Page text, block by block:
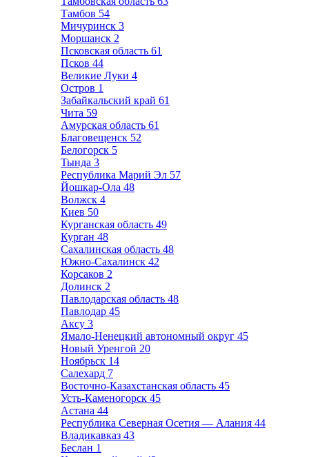
Тамбов 54
Мичуринск 3
Моршанск 2
Псковская область 61
Псков 44
Великие Луки 4
Остров 1
Забайкальский край 61
Чита 59
Амурская область 61
Благовещенск 52
Белогорск 5
Тында 3
Республика Марий Эл 57
Йошкар-Ола 48
Волжск 4
Киев 50
Курганская область 49
Курган 48
Сахалинская область 48
Южно-Сахалинск 42
Корсаков 2
Долинск 2
Павлодарская область 48
Павлодар 45
Аксу 3
Ямало-Ненецкий автономный округ 45
Новый Уренгой 20
Ноябрьск 14
Салехард 7
Восточно-Казахстанская область 45
Усть-Каменогорск 45
Астана 44
Республика Северная Осетия — Алания 44
Владикавказ 43
Беслан 1